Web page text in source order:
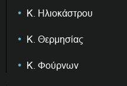
Κ. Ηλιοκάστρου
Κ. Θερμησίας
Κ. Φούρνων